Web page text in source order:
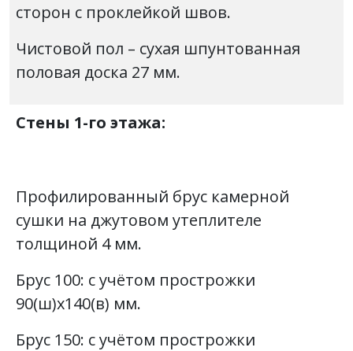
сторон с проклейкой швов.
Чистовой пол – сухая шпунтованная
половая доска 27 мм.
Стены 1-го этажа:
Профилированный брус камерной
сушки на джутовом утеплителе
толщиной 4 мм.
Брус 100: с учётом прострожки
90(ш)х140(в) мм.
Брус 150: с учётом прострожки